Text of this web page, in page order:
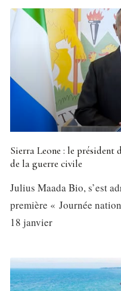
Sierra Leone : le président
de la guerre civile
Julius Maada Bio, s’est
première « Journée
18 janvier